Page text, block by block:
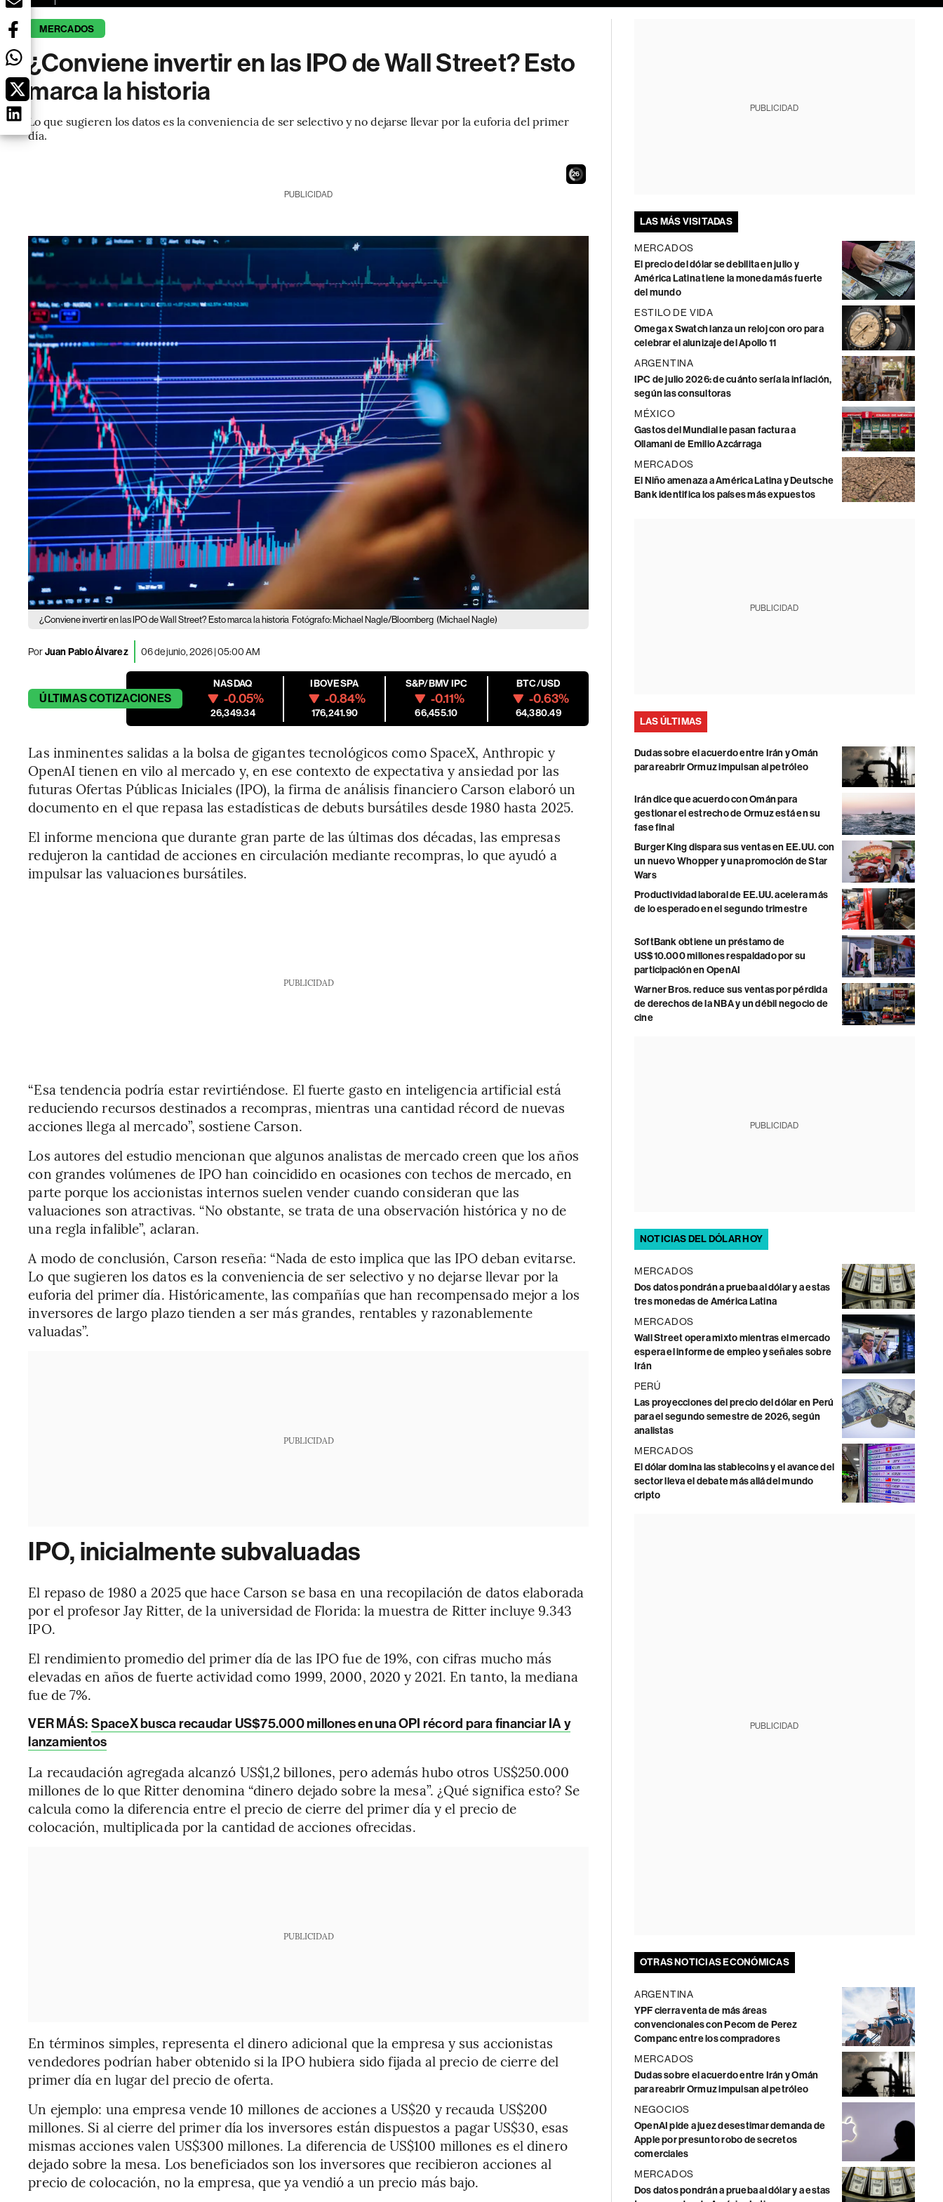
MERCADOS
¿Conviene invertir en las IPO de Wall Street? Esto
marca la historia
Lo que sugieren los datos es la conveniencia de ser selectivo y no dejarse llevar por la euforia del primer
día.
24
PUBLICIDAD
¿Conviene invertir en las IPO de Wall Street? Esto marca la historia Fotógrafo: Michael Nagle/Bloomberg (Michael Nagle)
PorJuan Pablo Álvarez 06 de junio, 2026 | 05:00 AM
ÚLTIMASCOTIZACIONES
NASDAQ
-0.05%
26,349.34
IBOVESPA
-0.84%
176,241.90
S&P/BMV IPC
-0.11%
66,455.10
BTC/USD
-0.63%
64,380.49
Las inminentes salidas a la bolsa de gigantes tecnológicos como SpaceX, Anthropic y
OpenAI tienen en vilo al mercado y, en ese contexto de expectativa y ansiedad por las
futuras Ofertas Públicas Iniciales (IPO), la firma de análisis financiero Carson elaboró un
documento en el que repasa las estadísticas de debuts bursátiles desde 1980 hasta 2025.
El informe menciona que durante gran parte de las últimas dos décadas, las empresas
redujeron la cantidad de acciones en circulación mediante recompras, lo que ayudó a
impulsar las valuaciones bursátiles.
PUBLICIDAD
“Esa tendencia podría estar revirtiéndose. El fuerte gasto en inteligencia artificial está
reduciendo recursos destinados a recompras, mientras una cantidad récord de nuevas
acciones llega al mercado”, sostiene Carson.
Los autores del estudio mencionan que algunos analistas de mercado creen que los años
con grandes volúmenes de IPO han coincidido en ocasiones con techos de mercado, en
parte porque los accionistas internos suelen vender cuando consideran que las
valuaciones son atractivas. “No obstante, se trata de una observación histórica y no de
una regla infalible”, aclaran.
A modo de conclusión, Carson reseña: “Nada de esto implica que las IPO deban evitarse.
Lo que sugieren los datos es la conveniencia de ser selectivo y no dejarse llevar por la
euforia del primer día. Históricamente, las compañías que han recompensado mejor a los
inversores de largo plazo tienden a ser más grandes, rentables y razonablemente
valuadas”.
PUBLICIDAD
IPO, inicialmente subvaluadas
El repaso de 1980 a 2025 que hace Carson se basa en una recopilación de datos elaborada
por el profesor Jay Ritter, de la universidad de Florida: la muestra de Ritter incluye 9.343
IPO.
El rendimiento promedio del primer día de las IPO fue de 19%, con cifras mucho más
elevadas en años de fuerte actividad como 1999, 2000, 2020 y 2021. En tanto, la mediana
fue de 7%.
VER MÁS: SpaceX busca recaudar US$75.000 millones en una OPI récord para financiar IA y
lanzamientos
La recaudación agregada alcanzó US$1,2 billones, pero además hubo otros US$250.000
millones de lo que Ritter denomina “dinero dejado sobre la mesa”. ¿Qué significa esto? Se
calcula como la diferencia entre el precio de cierre del primer día y el precio de
colocación, multiplicada por la cantidad de acciones ofrecidas.
PUBLICIDAD
En términos simples, representa el dinero adicional que la empresa y sus accionistas
vendedores podrían haber obtenido si la IPO hubiera sido fijada al precio de cierre del
primer día en lugar del precio de oferta.
Un ejemplo: una empresa vende 10 millones de acciones a US$20 y recauda US$200
millones. Si al cierre del primer día los inversores están dispuestos a pagar US$30, esas
mismas acciones valen US$300 millones. La diferencia de US$100 millones es el dinero
dejado sobre la mesa. Los beneficiados son los inversores que recibieron acciones al
precio de colocación, no la empresa, que ya vendió a un precio más bajo.
PUBLICIDAD
LAS MÁS VISITADAS
MERCADOS
El precio del dólar se debilita en julio y
América Latina tiene la moneda más fuerte
del mundo
ESTILO DE VIDA
Omega x Swatch lanza un reloj con oro para
celebrar el alunizaje del Apollo 11
ARGENTINA
IPC de julio 2026: de cuánto sería la inflación,
según las consultoras
MÉXICO
Gastos del Mundial le pasan factura a
Ollamani de Emilio Azcárraga
MERCADOS
El Niño amenaza a América Latina y Deutsche
Bank identifica los países más expuestos
PUBLICIDAD
LAS ÚLTIMAS
Dudas sobre el acuerdo entre Irán y Omán
para reabrir Ormuz impulsan al petróleo
Irán dice que acuerdo con Omán para
gestionar el estrecho de Ormuz está en su
fase final
Burger King dispara sus ventas en EE.UU. con
un nuevo Whopper y una promoción de Star
Wars
Productividad laboral de EE.UU. acelera más
de lo esperado en el segundo trimestre
SoftBank obtiene un préstamo de
US$10.000 millones respaldado por su
participación en OpenAI
Warner Bros. reduce sus ventas por pérdida
de derechos de la NBA y un débil negocio de
cine
PUBLICIDAD
NOTICIAS DEL DÓLAR HOY
MERCADOS
Dos datos pondrán a prueba al dólar y a estas
tres monedas de América Latina
MERCADOS
Wall Street opera mixto mientras el mercado
espera el informe de empleo y señales sobre
Irán
PERÚ
Las proyecciones del precio del dólar en Perú
para el segundo semestre de 2026, según
analistas
MERCADOS
El dólar domina las stablecoins y el avance del
sector lleva el debate más allá del mundo
cripto
PUBLICIDAD
OTRAS NOTICIAS ECONÓMICAS
ARGENTINA
YPF cierra venta de más áreas
convencionales con Pecom de Perez
Companc entre los compradores
MERCADOS
Dudas sobre el acuerdo entre Irán y Omán
para reabrir Ormuz impulsan al petróleo
NEGOCIOS
OpenAI pide a juez desestimar demanda de
Apple por presunto robo de secretos
comerciales
MERCADOS
Dos datos pondrán a prueba al dólar y a estas